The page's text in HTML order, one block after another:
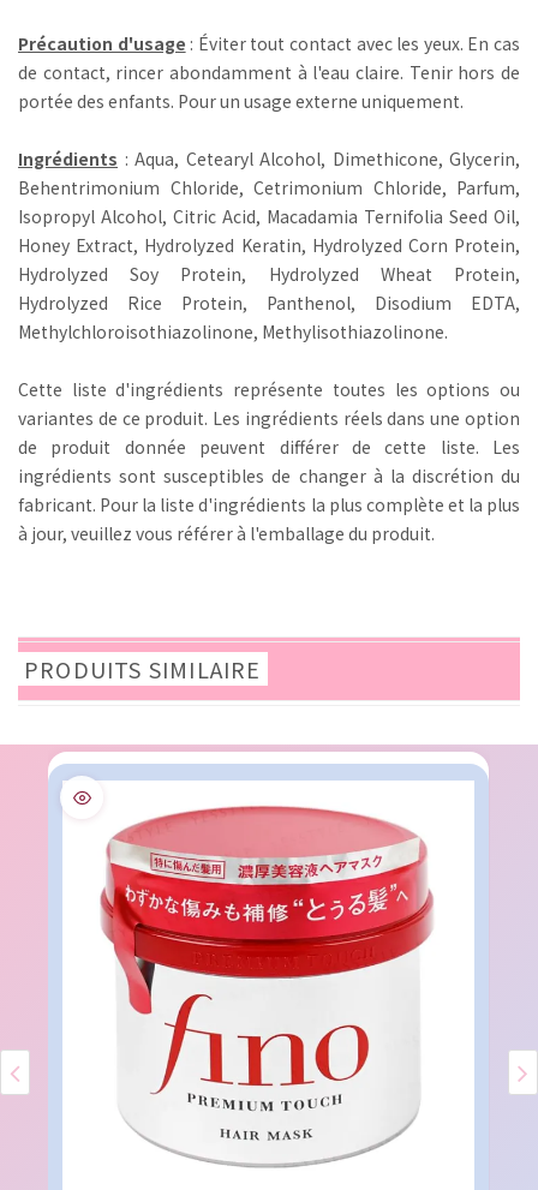
Précaution d'usage : Éviter tout contact avec les yeux. En cas
de contact, rincer abondamment à l'eau claire. Tenir hors de
portée des enfants. Pour un usage externe uniquement.
Ingrédients : Aqua, Cetearyl Alcohol, Dimethicone, Glycerin,
Behentrimonium Chloride, Cetrimonium Chloride, Parfum,
Isopropyl Alcohol, Citric Acid, Macadamia Ternifolia Seed Oil,
Honey Extract, Hydrolyzed Keratin, Hydrolyzed Corn Protein,
Hydrolyzed Soy Protein, Hydrolyzed Wheat Protein,
Hydrolyzed Rice Protein, Panthenol, Disodium EDTA,
Methylchloroisothiazolinone, Methylisothiazolinone.
Cette liste d'ingrédients représente toutes les options ou
variantes de ce produit. Les ingrédients réels dans une option
de produit donnée peuvent différer de cette liste. Les
ingrédients sont susceptibles de changer à la discrétion du
fabricant. Pour la liste d'ingrédients la plus complète et la plus
à jour, veuillez vous référer à l'emballage du produit.
PRODUITS SIMILAIRE